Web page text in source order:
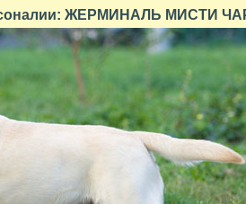
ЖЕРМИНАЛЬ МИСТИ